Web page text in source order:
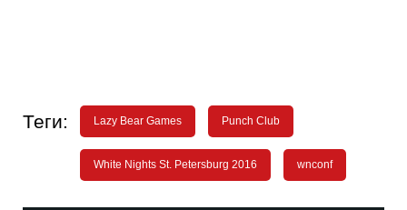
Теги: Lazy Bear Games Punch Club
White Nights St. Petersburg 2016 wnconf